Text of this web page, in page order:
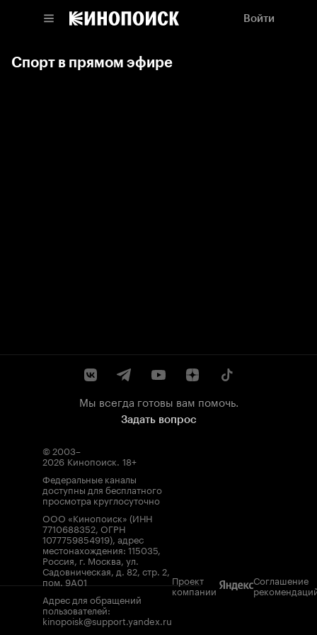
Войти
Спорт в прямом эфире
Мы всегда готовы вам помочь.
Задать вопрос
© 2003–
2026 Кинопоиск. 18+
Федеральные каналы
доступны для бесплатного
просмотра круглосуточно
ООО «Кинопоиск» (ИНН
7710688352, ОГРН
1077759854919), адрес
местонахождения: 115035,
Россия, г. Москва, ул.
Садовническая, д. 82, стр. 2,
пом. 9А01
Адрес для обращений
пользователей:
kinopoisk@support.yandex.ru
Проект
компании
Соглашение